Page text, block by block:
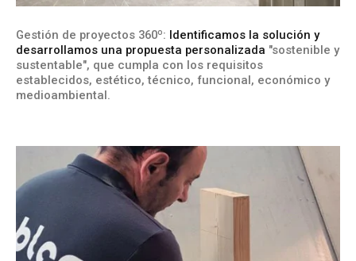
Gestión de proyectos 360º: Identificamos la solución y
desarrollamos una propuesta personalizada "sostenible y
sustentable", que cumpla con los requisitos
establecidos, estético, técnico, funcional, económico y
medioambiental.